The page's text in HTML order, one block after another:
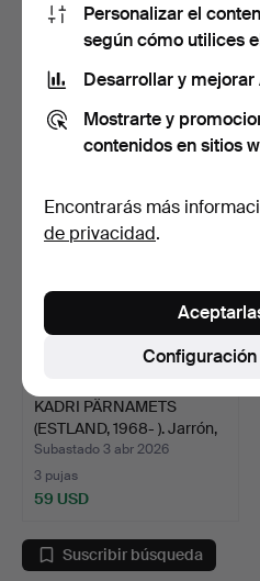
Un cuenco de porcelana,
Subastado 11 abr 2026
17 pujas
160 USD
KADRI PÄRNAMETS
(ESTLAND, 1968- ). Jarrón,
…
Subastado 3 abr 2026
3 pujas
59 USD
Suscribir búsqueda
Personalizar el
según cómo utilices
Desarrollar y mejorar
Mostrarte y
contenidos en sitios
Encontrarás más
de privacidad.